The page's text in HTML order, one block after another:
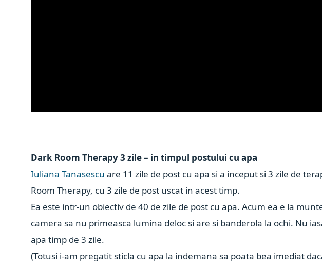
Dark Room Therapy 3 zile – in timpul postului cu apa
Iuliana Tanasescu are 11 zile de post cu apa si a inceput si 3 zile de
Room Therapy, cu 3 zile de post uscat in acest timp.
Ea este intr-un obiectiv de 40 de zile de post cu apa. Acum ea e la
camera sa nu primeasca lumina deloc si are si banderola la ochi. Nu
apa timp de 3 zile.
(Totusi i-am pregatit sticla cu apa la indemana sa poata bea imediat